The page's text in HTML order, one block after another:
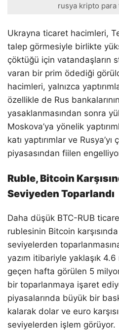
rusya kripto
Ukrayna ticaret hacimleri,
talep görmesiyle birlikte
çöktüğü için vatandaşların
varan bir prim ödediği
hacimleri, yalnızca
özellikle de Rus
yasaklanmasından sonra
Moskova’ya yönelik
katı yaptırımlar ve
piyasasından fiilen
Ruble, Bitcoin
Seviyeden Toparlandı
Daha düşük BTC-RUB
rublesinin Bitcoin
seviyelerden
yazım itibariyle yaklaşık
geçen hafta görülen 5
bir toparlanmaya işaret
piyasalarında büyük bir
kalarak dolar ve euro
seviyelerden işlem görüyor.